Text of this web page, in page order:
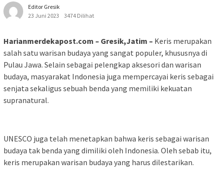
Editor Gresik
23 Juni 2023
3474 Dilihat
Harianmerdekapost.com – Gresik,Jatim – Keris merupakan
salah satu warisan budaya yang sangat populer, khususnya di
Pulau Jawa. Selain sebagai pelengkap aksesori dan warisan
budaya, masyarakat Indonesia juga mempercayai keris sebagai
senjata sekaligus sebuah benda yang memiliki kekuatan
supranatural.
UNESCO juga telah menetapkan bahwa keris sebagai warisan
budaya tak benda yang dimiliki oleh Indonesia. Oleh sebab itu,
keris merupakan warisan budaya yang harus dilestarikan.